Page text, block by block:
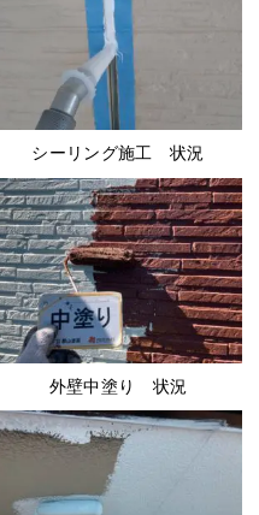
シーリング施工 状況
外壁中塗り 状況